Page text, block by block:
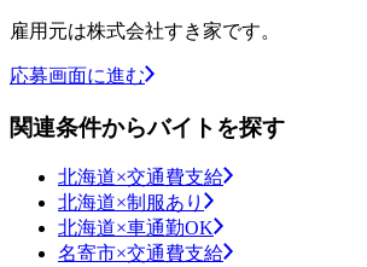
雇用元は株式会社すき家です。
応募画面に進む
関連条件からバイトを探す
北海道×交通費支給
北海道×制服あり
北海道×車通勤OK
名寄市×交通費支給